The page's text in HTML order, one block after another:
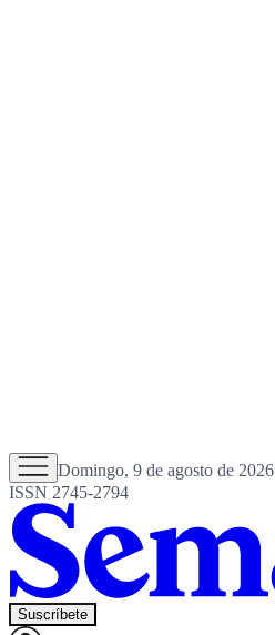
Domingo, 9 de agosto de 2026
ISSN 2745-2794
Suscríbete